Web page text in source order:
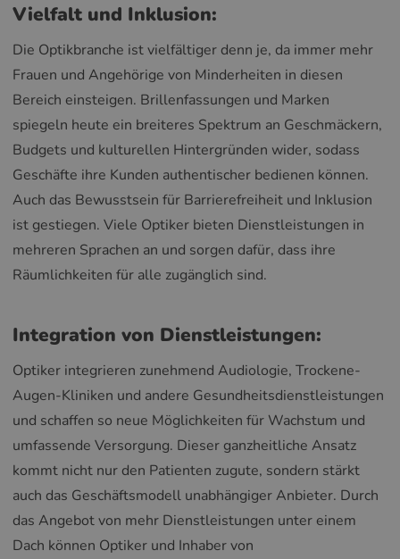
Vielfalt und Inklusion:
Die Optikbranche ist vielfältiger denn je, da immer mehr
Frauen und Angehörige von Minderheiten in diesen
Bereich einsteigen. Brillenfassungen und Marken
spiegeln heute ein breiteres Spektrum an Geschmäckern,
Budgets und kulturellen Hintergründen wider, sodass
Geschäfte ihre Kunden authentischer bedienen können.
Auch das Bewusstsein für Barrierefreiheit und Inklusion
ist gestiegen. Viele Optiker bieten Dienstleistungen in
mehreren Sprachen an und sorgen dafür, dass ihre
Räumlichkeiten für alle zugänglich sind.
Integration von Dienstleistungen:
Optiker integrieren zunehmend Audiologie, Trockene-
Augen-Kliniken und andere Gesundheitsdienstleistungen
und schaffen so neue Möglichkeiten für Wachstum und
umfassende Versorgung. Dieser ganzheitliche Ansatz
kommt nicht nur den Patienten zugute, sondern stärkt
auch das Geschäftsmodell unabhängiger Anbieter. Durch
das Angebot von mehr Dienstleistungen unter einem
Dach können Optiker und Inhaber von